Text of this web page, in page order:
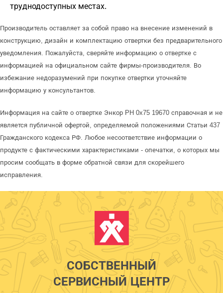
труднодоступных местах.
Производитель оставляет за собой право на внесение изменений в
конструкцию, дизайн и комплектацию отвертки без предварительного
уведомления. Пожалуйста, сверяйте информацию о отвертке с
информацией на официальном сайте фирмы-производителя. Во
избежание недоразумений при покупке отвертки уточняйте
информацию у консультантов.
Информация на сайте о отвертке Энкор PH 0x75 19670 справочная и не
является публичной офертой, определяемой положениями Статьи 437
Гражданского кодекса РФ. Любое несоответствие информации о
продукте с фактическими характеристиками - опечатки, о которых мы
просим сообщать в форме обратной связи для скорейшего
исправления.
СОБСТВЕННЫЙ
СЕРВИСНЫЙ ЦЕНТР